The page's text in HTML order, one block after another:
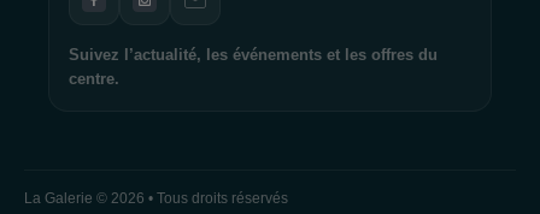
Suivez l’actualité, les événements et les offres du
centre.
La Galerie © 2026 • Tous droits réservés